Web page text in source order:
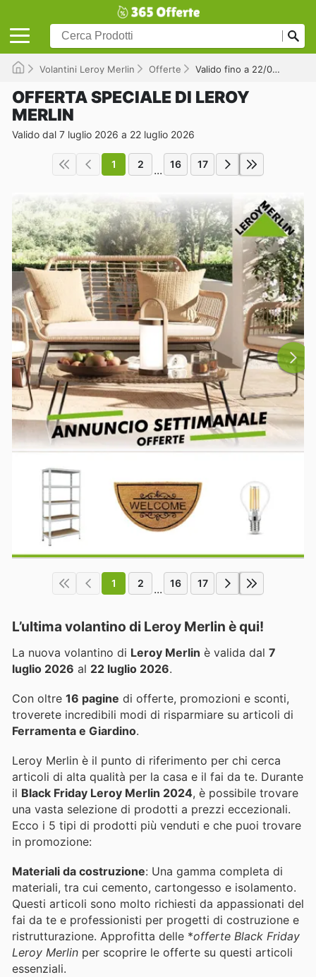
Volantini Leroy Merlin Offerte Valido fino a 22/07/2026
OFFERTA SPECIALE DI LEROY
MERLIN
Valido dal 7 luglio 2026 a 22 luglio 2026
1 2 ... 16 17
1 2 ... 16 17
L’ultima volantino di Leroy Merlin è qui!
La nuova volantino di Leroy Merlin è valida dal 7
luglio 2026 al 22 luglio 2026.
Con oltre 16 pagine di offerte, promozioni e sconti,
troverete incredibili modi di risparmiare su articoli di
Ferramenta e Giardino.
Leroy Merlin è il punto di riferimento per chi cerca
articoli di alta qualità per la casa e il fai da te. Durante
il Black Friday Leroy Merlin 2024, è possibile trovare
una vasta selezione di prodotti a prezzi eccezionali.
Ecco i 5 tipi di prodotti più venduti e che puoi trovare
in promozione:
Materiali da costruzione: Una gamma completa di
materiali, tra cui cemento, cartongesso e isolamento.
Questi articoli sono molto richiesti da appassionati del
fai da te e professionisti per progetti di costruzione e
ristrutturazione. Approfitta delle *offerte Black Friday
Leroy Merlin per scoprire le offerte su questi articoli
essenziali.